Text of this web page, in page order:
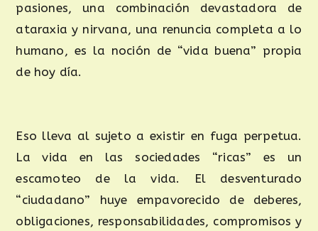
pasiones, una combinación devastadora de
ataraxia y nirvana, una renuncia completa a lo
humano, es la noción de “vida buena” propia
de hoy día.
Eso lleva al sujeto a existir en fuga perpetua.
La vida en las sociedades “ricas” es un
escamoteo de la vida. El desventurado
“ciudadano” huye empavorecido de deberes,
obligaciones, responsabilidades, compromisos y